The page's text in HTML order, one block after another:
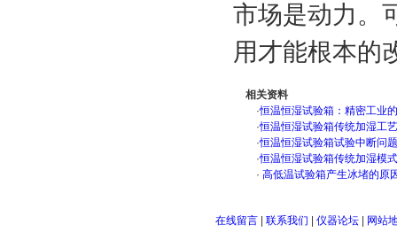
市场是动力。
用才能根本的
相关资料
·恒温恒湿试验箱：精密工业
·恒温恒湿试验箱传统加湿工
·恒温恒湿试验箱试验中断问
·恒温恒湿试验箱传统加湿模
· 高低温试验箱产生冰堵的原
在线留言| 联系我们 仪器论坛| 网站